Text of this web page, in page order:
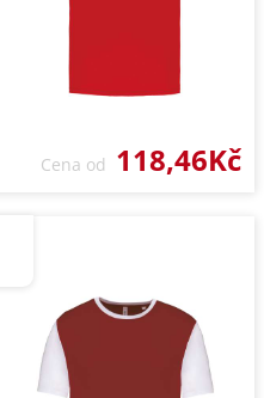
Cena od 118,46Kč